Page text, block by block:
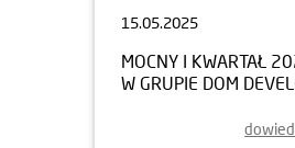
15.05.2025
MOCNY I KWARTAŁ
W GRUPIE DOM